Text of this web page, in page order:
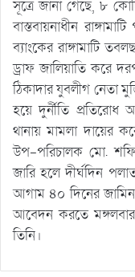
সূত্রে জানা গেছে, ৮
বাস্তবায়নাধীন
ব্যাংকের রাঙ্গামাটি
ড্রাফ জালিয়াতি করে
ঠিকাদার যুবলীগ নেতা
হয়ে দুর্নীতি প্রতিরোধ
থানায় মামলা দায়ের
উপ-পরিচালক মো.
জারি হলে দীর্ঘদিন
আগাম ৪০ দিনের
আবেদন করতে
তিনি।